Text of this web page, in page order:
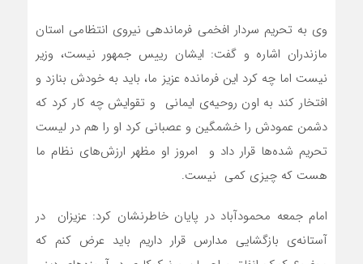
وی به تحریم سردار افخمی فرماندهی نیروی انتظامی استان
مازندران اشاره و گفت: ایشان رییس جمهور نیست، وزیر
نیست اما چه کرد این فرمانده عزیز ما، باید به خودش بنازد و
افتخار کند به اون روحیه‌ی ایمانی و تقوایش چه کار کرد که
دشمن عمودش را خشمگین و عصبانی کرد او را هم در لیست
تحریم شده‌ها قرار داد و امروز او مظهر ارزش‌های نظام ما
هست که چیزی کمی نیست.
امام جمعه محمودآباد در پایان خاطرنشان کرد: عزیزان در
آستانه‌ی بازگشایی مدارس قرار داریم باید عرض کنم که